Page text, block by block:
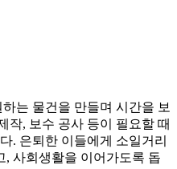
는 물건을 만들며 시간을 보
작, 보수 공사 등이 필요할 때
. 은퇴한 이들에게 소일거리
, 사회생활을 이어가도록 돕